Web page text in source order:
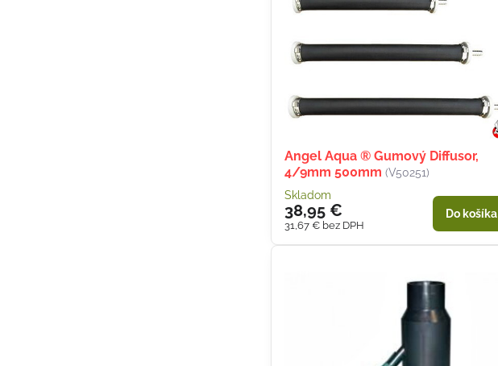
Angel Aqua ® Gumový Diffusor,
4/9mm 500mm (V50251)
Skladom
38,95 €
31,67 € bez DPH
Do košíka